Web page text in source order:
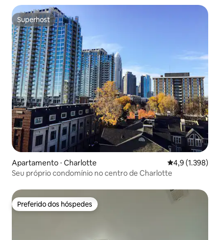
Superhost
Superhost
Apartamento ⋅ Charlotte 4,9 de uma
4,9 (1.398)
Seu próprio condomínio no centro de Charlotte
Preferido dos hóspedes
Preferido dos hóspedes